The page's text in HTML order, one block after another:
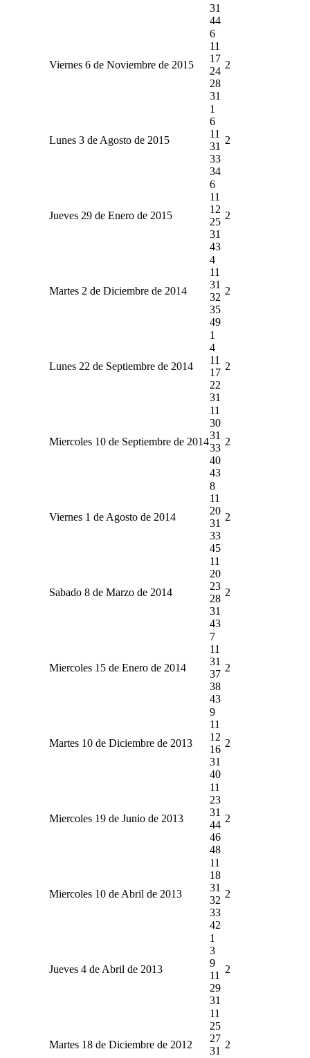
31
44
Viernes 6 de Noviembre de 2015
6
11
17
24
28
31
2
Lunes 3 de Agosto de 2015
1
6
11
31
33
34
2
Jueves 29 de Enero de 2015
6
11
12
25
31
43
2
Martes 2 de Diciembre de 2014
4
11
31
32
35
49
2
Lunes 22 de Septiembre de 2014
1
4
11
17
22
31
2
Miercoles 10 de Septiembre de 2014
11
30
31
33
40
43
2
Viernes 1 de Agosto de 2014
8
11
20
31
33
45
2
Sabado 8 de Marzo de 2014
11
20
23
28
31
43
2
Miercoles 15 de Enero de 2014
7
11
31
37
38
43
2
Martes 10 de Diciembre de 2013
9
11
12
16
31
40
2
Miercoles 19 de Junio de 2013
11
23
31
44
46
48
2
Miercoles 10 de Abril de 2013
11
18
31
32
33
42
2
Jueves 4 de Abril de 2013
1
3
9
11
29
31
2
Martes 18 de Diciembre de 2012
11
25
27
31
2